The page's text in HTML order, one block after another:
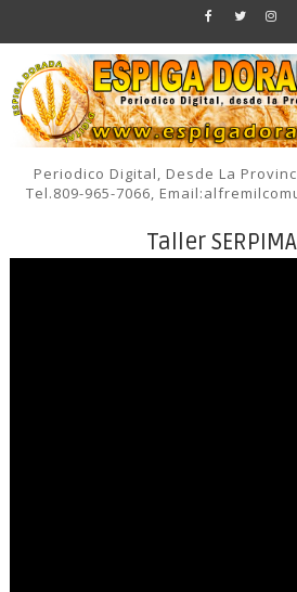
Periodico Digital, Desde La
Tel.809-965-7066,
Taller